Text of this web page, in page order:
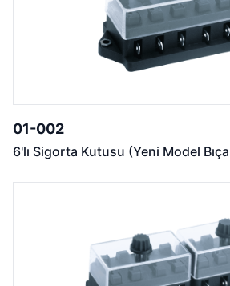
01-002
6'lı Sigorta Kutusu (Yeni Model